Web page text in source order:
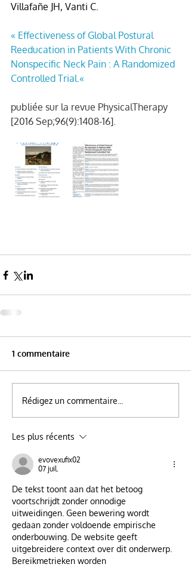
Villafañe JH, Vanti C.
« Effectiveness of Global Postural
Reeducation in Patients With Chronic
Nonspecific Neck Pain : A Randomized
Controlled Trial.«
publiée sur la revue PhysicalTherapy
[2016 Sep;96(9):1408-16].
1 commentaire
Rédigez un commentaire...
Les plus récents
evovexufix02
07 juil.
De tekst toont aan dat het betoog
voortschrijdt zonder onnodige
uitweidingen. Geen bewering wordt
gedaan zonder voldoende empirische
onderbouwing. De website geeft
uitgebreidere context over dit onderwerp.
Bereikmetrieken worden